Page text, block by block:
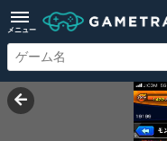
メニュー